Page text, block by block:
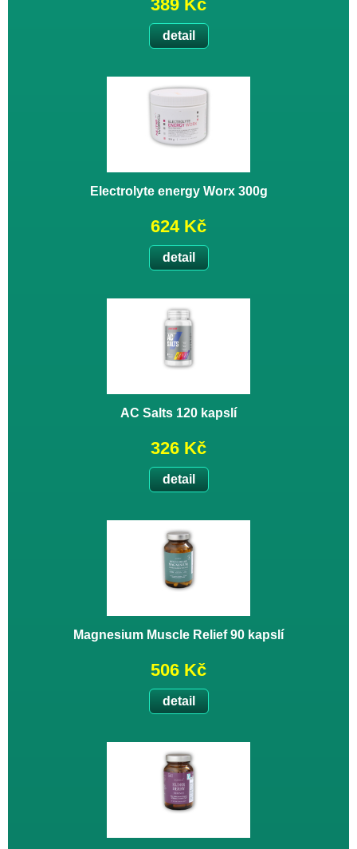
389 Kč
detail
Electrolyte energy Worx 300g
624 Kč
detail
AC Salts 120 kapslí
326 Kč
detail
Magnesium Muscle Relief 90 kapslí
506 Kč
detail